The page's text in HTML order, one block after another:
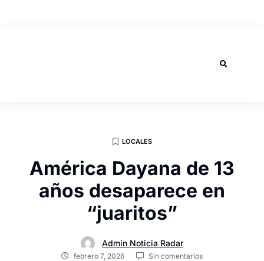
LOCALES
América Dayana de 13
años desaparece en
“juaritos”
Admin Noticia Radar
febrero 7, 2026 Sin comentarios